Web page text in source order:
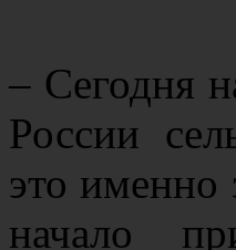
– Сегодня
России
это именно
начало